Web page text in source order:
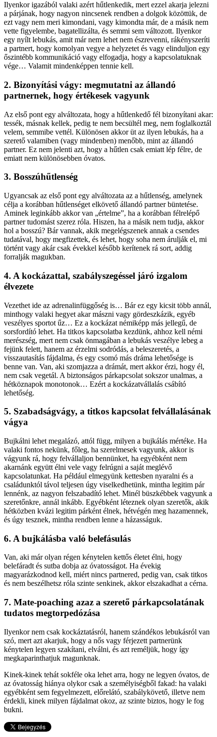
Ilyenkor igazából valaki azért hűtlenkedik, mert ezzel akarja jelezni
a párjának, hogy nagyon nincsenek rendben a dolgok közöttük, de
ezt vagy nem meri kimondani, vagy kimondta már, de a másik nem
vette figyelembe, bagatellizálta, és semmi sem változott. Ilyenkor
egy nyílt lebukás, amit már nem lehet nem észrevenni, rákényszeríti
a partnert, hogy komolyan vegye a helyzetet és vagy elinduljon egy
őszintébb kommunikáció vagy elfogadja, hogy a kapcsolatuknak
vége… Valamit mindenképpen tennie kell.
2. Bizonyítási vágy: megmutatni az állandó
partnernek, hogy értékesek vagyunk
Az első pont egy alváltozata, hogy a hűtlenkedő fél bizonyítani akar:
tessék, másnak kellek, pedig te nem becsültél meg, nem foglalkoztál
velem, semmibe vettél. Különösen akkor üt az ilyen lebukás, ha a
szerető valamiben (vagy mindenben) menőbb, mint az állandó
partner. Ez nem jelenti azt, hogy a hűtlen csak emiatt lép félre, de
emiatt nem különösebben óvatos.
3. Bosszúhűtlenség
Ugyancsak az első pont egy alváltozata az a hűtlenség, amelynek
célja a korábban hűtlenséget elkövető állandó partner büntetése.
Aminek leginkább akkor van „értelme”, ha a korábban félrelépő
partner tudomást szerez róla. Hiszen, ha a másik nem tudja, akkor
hol a bosszú? Bár vannak, akik megelégszenek annak a csendes
tudatával, hogy megfizettek, és lehet, hogy soha nem árulják el, mi
történt vagy akár csak évekkel később kerítenek rá sort, addig
forralják magukban.
4. A kockázattal, szabályszegéssel járó izgalom
élvezete
Vezethet ide az adrenalinfüggőség is… Bár ez egy kicsit több annál,
minthogy valaki hegyet akar mászni vagy gördeszkázik, egyéb
veszélyes sportot űz… Ez a kockázat némiképp más jellegű, de
sorsfordító lehet. Ha titkos kapcsolatba kezdünk, ahhoz kell némi
merészség, mert nem csak önmagában a lebukás veszélye lebeg a
fejünk felett, hanem az érzelmi sodródás, a beleszeretés, a
visszautasítás fájdalma, és egy csomó más dráma lehetősége is
benne van. Van, aki szomjazza a drámát, mert akkor érzi, hogy él,
nem csak vegetál. A biztonságos párkapcsolat sokszor unalmas, a
hétköznapok monotonok… Ezért a kockázatvállalás csábító
lehetőség.
5. Szabadságvágy, a titkos kapcsolat felvállalásának
vágya
Bujkálni lehet megalázó, attól függ, milyen a bujkálás mértéke. Ha
valaki fontos nekünk, főleg, ha szerelmesek vagyunk, akkor is
vágyunk rá, hogy felvállaljon bennünket, ha egyébként nem
akarnánk együtt élni vele vagy felrúgni a saját meglévő
kapcsolatunkat. Ha például elmegyünk kettesben nyaralni és a
családunktól távol teljesen úgy viselkedhetünk, mintha legitim pár
lennénk, az nagyon felszabadító lehet. Minél büszkébbek vagyunk a
szeretőnkre, annál inkább. Egyébként léteznek olyan szeretők, akik
hétközben kvázi legitim párként élnek, hétvégén meg hazamennek,
és úgy tesznek, mintha rendben lenne a házasságuk.
6. A bujkálásba való belefásulás
Van, aki már olyan régen kénytelen kettős életet élni, hogy
belefáradt és sutba dobja az óvatosságot. Ha évekig
magyarázkodnod kell, miért nincs partnered, pedig van, csak titkos
és nem beszélhetsz róla szinte senkinek, akkor elszakadhat a cérna.
7. Mate-poaching azaz a szerető párkapcsolatának
tudatos megtorpedózása
Ilyenkor nem csak kockáztatásról, hanem szándékos lebukásról van
szó, mert azt akarjuk, hogy a nős vagy férjezett partnerünk
kénytelen legyen szakítani, elválni, és azt reméljük, hogy így
megkaparinthatjuk magunknak.
Kinek-kinek tehát sokféle oka lehet arra, hogy ne legyen óvatos, de
az óvatosság hiánya olykor csak a személyiségből fakad: ha valaki
egyébként sem fegyelmezett, előrelátó, szabálykövető, illetve nem
érdekli, kinek milyen fájdalmat okoz, az szinte biztos, hogy le fog
bukni.